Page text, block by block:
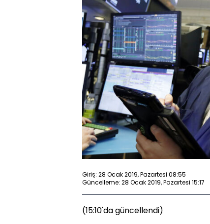
Giriş: 28 Ocak 2019, Pazartesi 08:55
Güncelleme: 28 Ocak 2019, Pazartesi 15:17
(15:10'da güncellendi)